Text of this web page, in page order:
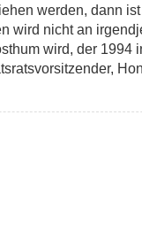
werden, dann
wird nicht an
wird, der 1994